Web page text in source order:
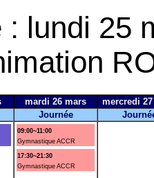
: lundi 25
mardi 26 mars
mercredi
Journée
09:00~11:00
Gymnastique ACCR
17:30~21:30
Gymnastique ACCR